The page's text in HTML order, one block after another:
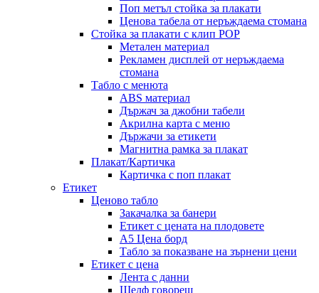
Поп метъл стойка за плакати
Ценова табела от неръждаема стомана
Стойка за плакати с клип POP
Метален материал
Рекламен дисплей от неръждаема
стомана
Табло с менюта
ABS материал
Държач за джобни табели
Акрилна карта с меню
Държачи за етикети
Магнитна рамка за плакат
Плакат/Картичка
Картичка с поп плакат
Етикет
Ценово табло
Закачалка за банери
Етикет с цената на плодовете
A5 Цена борд
Табло за показване на зърнени цени
Етикет с цена
Лента с данни
Шелф говорещ